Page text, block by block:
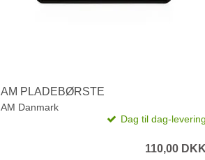
AM PLADEBØRSTE
AM Danmark
Dag til dag-levering
110,00 DKK